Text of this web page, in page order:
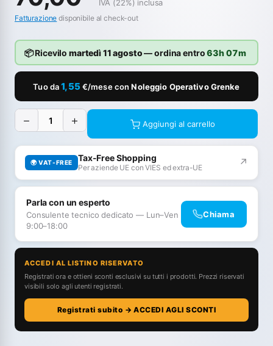
IVA (22%) inclusa
Fatturazione disponibile al check-out
📦 Ricevilo martedì 11 agosto— ordina entro63h 07m
Tuo da1,55€/mese conNoleggio Operativo Grenke
− + Aggiungi al carrello
🌍 VAT-FREE Tax-Free Shopping
Per aziende UE con VIES ed extra-UE ↗
Parla con un esperto
Consulente tecnico dedicato — Lun–Ven
9:00–18:00
Chiama
ACCEDI AL LISTINO RISERVATO
Registrati ora e ottieni sconti esclusivi su tutti i prodotti. Prezzi riservati
visibili solo agli utenti registrati.
Registrati subito → ACCEDI AGLI SCONTI